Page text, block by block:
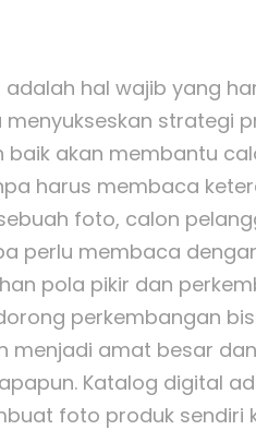
hal wajib yang
strategi
akan membantu
harus membaca
foto, calon
perlu membaca
pola pikir dan
perkembangan
menjadi amat besar
Katalog digital
foto produk sendiri